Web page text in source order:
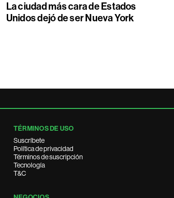
La ciudad más cara de Estados
Unidos dejó de ser Nueva York
TÉRMINOS DE USO
Suscríbete
Política de privacidad
Términos de suscripción
Tecnología
T&C